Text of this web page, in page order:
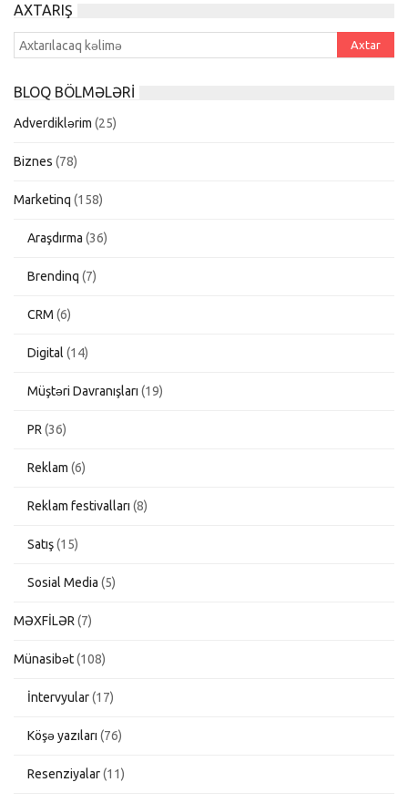
AXTARIŞ
BLOQ BÖLMƏLƏRI
Adverdiklərim (25)
Biznes (78)
Marketinq (158)
Araşdırma (36)
Brendinq (7)
CRM (6)
Digital (14)
Müştəri Davranışları (19)
PR (36)
Reklam (6)
Reklam festivalları (8)
Satış(15)
Sosial Media (5)
MƏXFİLƏR (7)
Münasibət(108)
İntervyular(17)
Köşə yazıları (76)
Resenziyalar(11)